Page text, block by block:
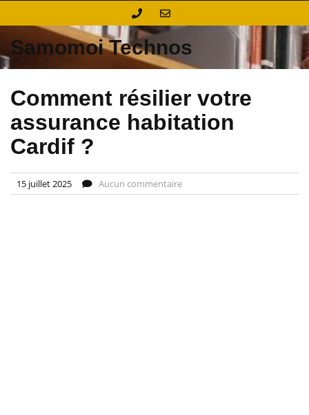
Samomoi Technos
Comment résilier votre
assurance habitation
Cardif ?
15 juillet 2025 Aucun commentaire